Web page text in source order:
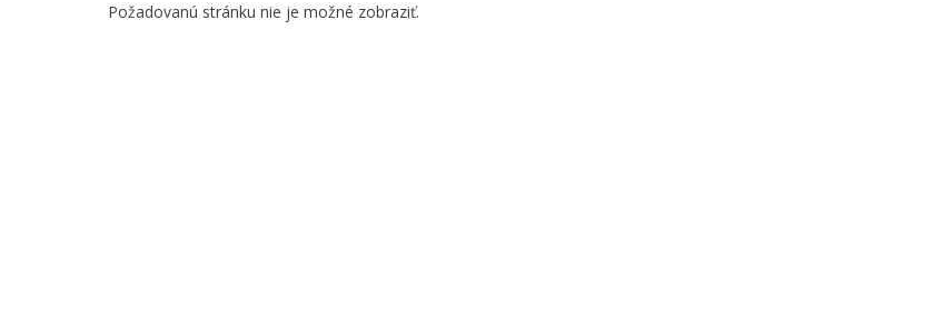
Požadovanú stránku nie je možné zobraziť.